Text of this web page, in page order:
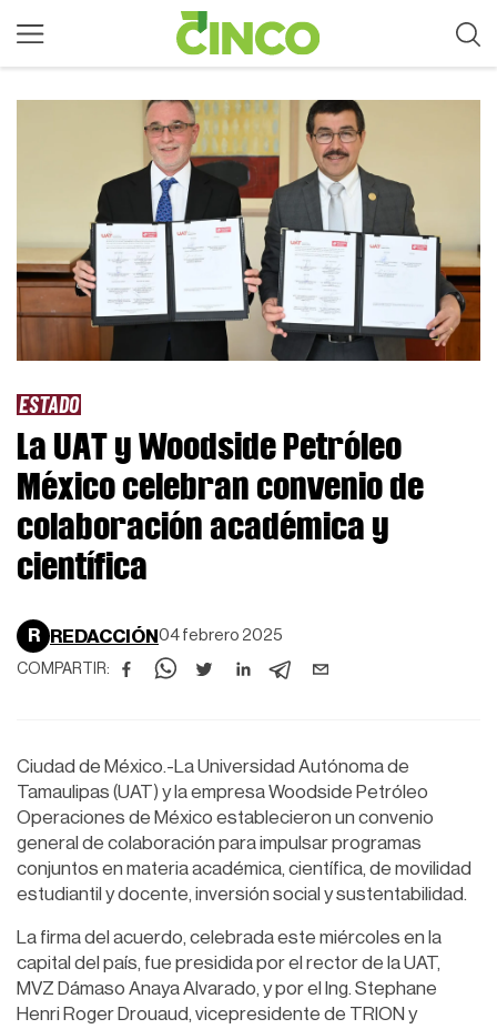
ESTADO
La UAT y Woodside Petróleo
México celebran convenio de
colaboración académica y
científica
R REDACCIÓN 04 febrero 2025
COMPARTIR:
Ciudad de México.-La Universidad Autónoma de
Tamaulipas (UAT) y la empresa Woodside Petróleo
Operaciones de México establecieron un convenio
general de colaboración para impulsar programas
conjuntos en materia académica, científica, de movilidad
estudiantil y docente, inversión social y sustentabilidad.
La firma del acuerdo, celebrada este miércoles en la
capital del país, fue presidida por el rector de la UAT,
MVZ Dámaso Anaya Alvarado, y por el Ing. Stephane
Henri Roger Drouaud, vicepresidente de TRION y